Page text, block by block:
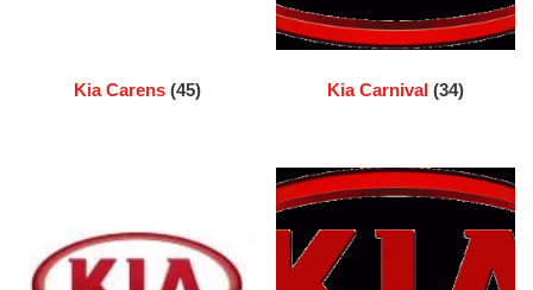
Kia Carens (45) Kia Carnival(34)